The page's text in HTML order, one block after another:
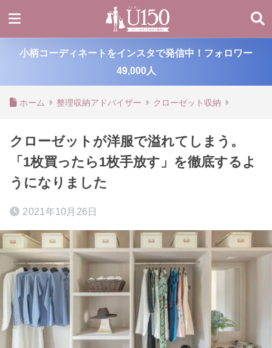
小柄コーディネートをインスタで発信中！フォロワー
49,000人
ホーム 整理収納アドバイザー クローゼット収納
クローゼットが洋服で溢れてしまう。
「1枚買ったら1枚手放す」を徹底するよ
うになりました
2021年10月26日